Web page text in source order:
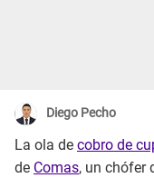
Diego Pecho
La ola de cobro de
de Comas, un chófer